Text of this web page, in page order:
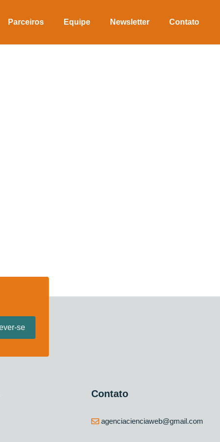
Parceiros Equipe Newsletter Contato
Contato
agenciacienciaweb@gmail.com